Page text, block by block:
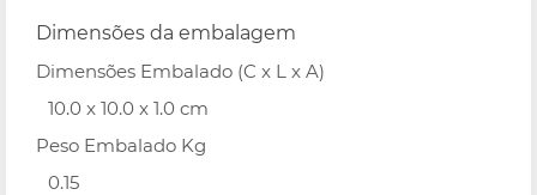
Dimensões da embalagem
Dimensões Embalado (C x L x A)
10.0 x 10.0 x 1.0 cm
Peso Embalado Kg
0.15